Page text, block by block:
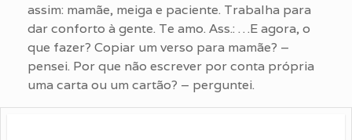
assim: mamãe, meiga e paciente. Trabalha para
dar conforto à gente. Te amo. Ass.: …E agora, o
que fazer? Copiar um verso para mamãe? –
pensei. Por que não escrever por conta própria
uma carta ou um cartão? – perguntei.